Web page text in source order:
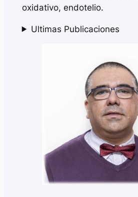
oxidativo, endotelio.
Ultimas Publicaciones